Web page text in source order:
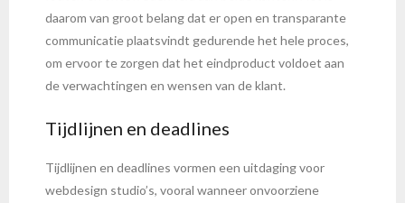
daarom van groot belang dat er open en transparante
communicatie plaatsvindt gedurende het hele proces,
om ervoor te zorgen dat het eindproduct voldoet aan
de verwachtingen en wensen van de klant.
Tijdlijnen en deadlines
Tijdlijnen en deadlines vormen een uitdaging voor
webdesign studio’s, vooral wanneer onvoorziene